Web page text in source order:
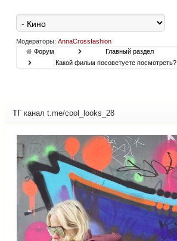
Модераторы: AnnaCrossfashion
Форум
Главный раздел
Какой фильм посоветуете посмотреть?
ТГ канал t.me/cool_looks_28